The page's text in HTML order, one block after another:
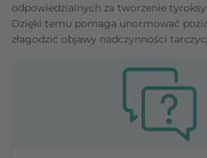
odpowiedzialnych za tworzenie
Dzięki temu pomaga unormować
złagodzić objawy nadczynności